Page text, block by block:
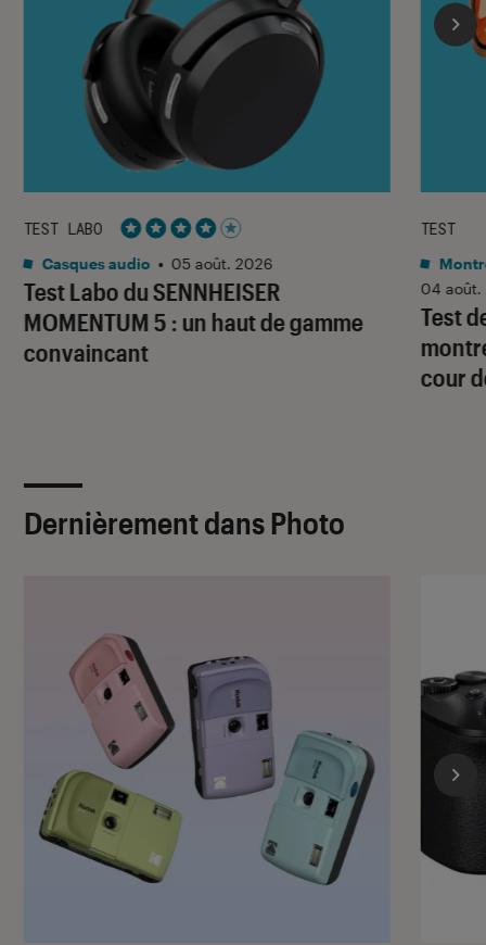
Test Labo du SENNHEISER
MOMENTUM 5 : un haut de gamme
convaincant
TEST LABO
Noté 4 étoiles sur 5
Casques audio • 05 août. 2026
Test
cour
TEST
04 août.
Dernièrement dans Photo